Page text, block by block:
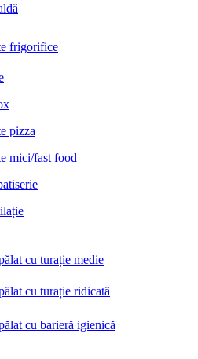
frigorifice
pizza
mici/fast food
cu turație medie
cu turație ridicată
cu barieră igienică